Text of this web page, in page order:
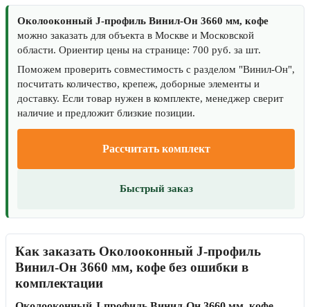
Околооконный J-профиль Винил-Он 3660 мм, кофе
можно заказать для объекта в Москве и Московской
области. Ориентир цены на странице: 700 руб. за шт.
Поможем проверить совместимость с разделом "Винил-Он",
посчитать количество, крепеж, доборные элементы и
доставку. Если товар нужен в комплекте, менеджер сверит
наличие и предложит близкие позиции.
Рассчитать комплект
Быстрый заказ
Как заказать Околооконный J-профиль
Винил-Он 3660 мм, кофе без ошибки в
комплектации